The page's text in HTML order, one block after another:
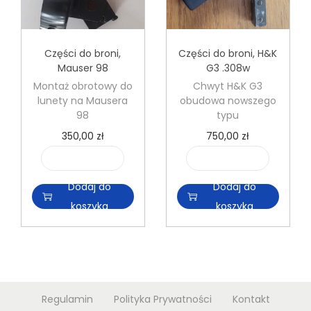
Części do broni,
Mauser 98
Montaż obrotowy do
lunety na Mausera
98
350,00 zł
l
o
ś
n
Dodaj do
koszyka
Części do broni,H&K
G3 .308w
Chwyt H&K G3
obudowa nowszego
typu
750,00 zł
l
o
ś
w
Dodaj do
koszyka
Regulamin Polityka Prywatności Kontakt